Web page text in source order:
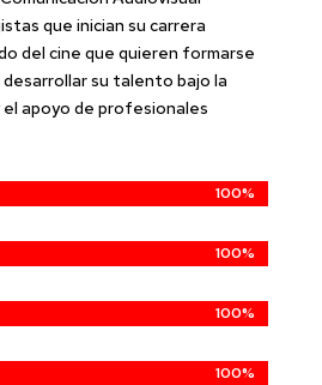
que inician su carrera
del cine que quieren formarse
su talento bajo la
el apoyo de profesionales
100%
100%
100%
100%
100%
100%
100%
100%